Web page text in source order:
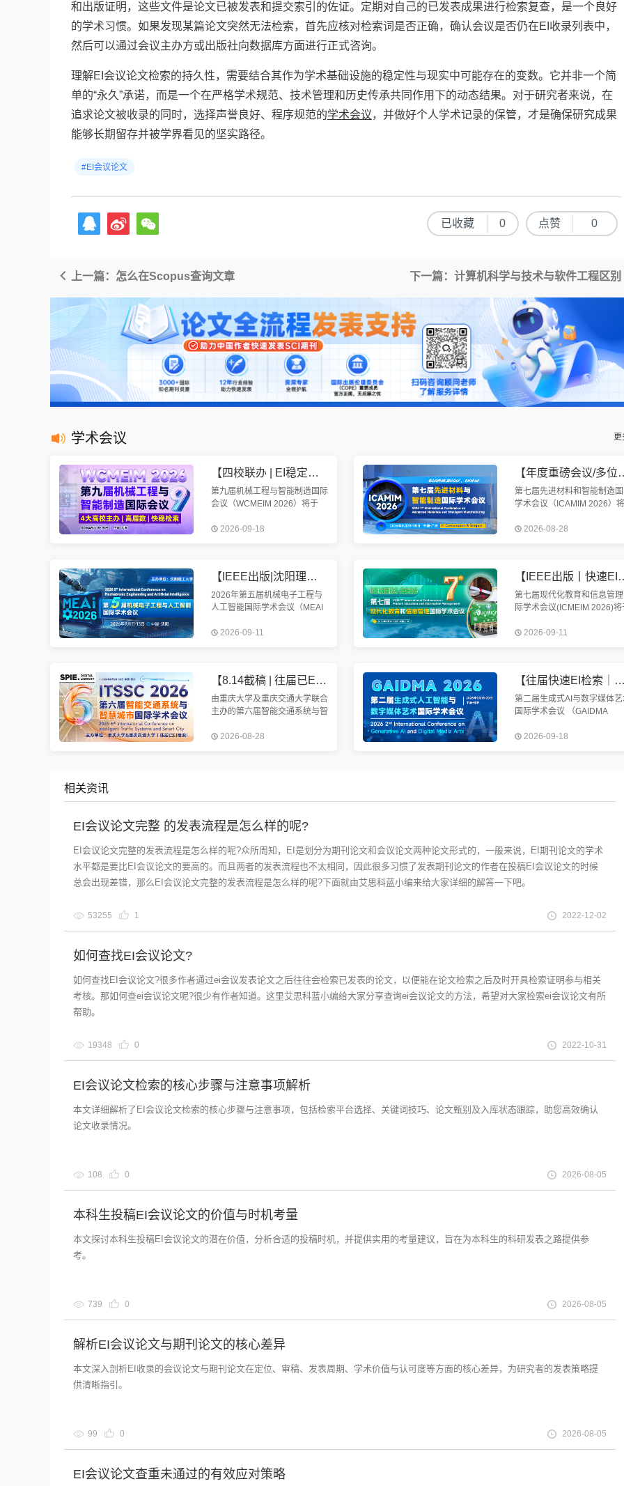
和出版证明，这些文件是论文已被发表和提交索引的佐证。定期对自己的已发表成果进行检索复查，是一个良好
的学术习惯。如果发现某篇论文突然无法检索，首先应核对检索词是否正确，确认会议是否仍在EI收录列表中，
然后可以通过会议主办方或出版社向数据库方面进行正式咨询。
理解EI会议论文检索的持久性，需要结合其作为学术基础设施的稳定性与现实中可能存在的变数。它并非一个简
单的“永久”承诺，而是一个在严格学术规范、技术管理和历史传承共同作用下的动态结果。对于研究者来说，在
追求论文被收录的同时，选择声誉良好、程序规范的学术会议，并做好个人学术记录的保管，才是确保研究成果
能够长期留存并被学界看见的坚实路径。
#EI会议论文
已收藏 0 点赞 0
上一篇：怎么在Scopus查询文章 下一篇：计算机科学与技术与软件工程区别
学术会议 更
【四校联办 | EI稳定检索 | 往届均已检索】第九届机械工程与智能制造国际会议（WCMEIM 2026）
第九届机械工程与智能制造国际
会议（WCMEIM 2026）将于
开。会议将围绕机械工程与智能
2026-09-18
【年度重磅会议/多位院士报告/
第七届先进材料和智能制造
学术会议（ICAMIM 2026）将
州召开。本次会议旨在加强
2026-08-28
【IEEE出版|沈阳理工大学主办】第五届机械电子工程与人工智能国际学术会议（MEAI 2026）
2026年第五届机械电子工程与
人工智能国际学术会议（MEAI
13日在美丽的辽宁省沈阳市隆
2026-09-11
【IEEE出版丨快速EI检索丨院士
第七届现代化教育和信息管
际学术会议(ICMEIM 2026)将
隆重举行。我国科学谋划、
2026-09-11
【8.14截稿 | 往届已EI检索 | SCIE期刊征稿】第六届智能交通系统与智慧城市国际学术会议（ITSSC 2026）
由重庆大学及重庆交通大学联合
主办的第六届智能交通系统与智
2026）将于2026年8月28-30日
2026-08-28
【往届快速EI检索｜ACM出版｜高校主办】第二届生成式AI与数字媒体
第二届生成式AI与数字媒体
国际学术会议 （GAIDMA
在中国-桂林召开。近年来，
2026-09-18
相关资讯
EI会议论文完整 的发表流程是怎么样的呢?
EI会议论文完整的发表流程是怎么样的呢?众所周知，EI是划分为期刊论文和会议论文两种论文形式的，一般来说，EI期刊论文的学术
水平都是要比EI会议论文的要高的。而且两者的发表流程也不太相同，因此很多习惯了发表期刊论文的作者在投稿EI会议论文的时候
总会出现差错，那么EI会议论文完整的发表流程是怎么样的呢?下面就由艾思科蓝小编来给大家详细的解答一下吧。
53255 1 2022-12-02
如何查找EI会议论文?
如何查找EI会议论文?很多作者通过ei会议发表论文之后往往会检索已发表的论文，以便能在论文检索之后及时开具检索证明参与相关
考核。那如何查ei会议论文呢?很少有作者知道。这里艾思科蓝小编给大家分享查询ei会议论文的方法，希望对大家检索ei会议论文有所
帮助。
19348 0 2022-10-31
EI会议论文检索的核心步骤与注意事项解析
本文详细解析了EI会议论文检索的核心步骤与注意事项，包括检索平台选择、关键词技巧、论文甄别及入库状态跟踪，助您高效确认
论文收录情况。
108 0 2026-08-05
本科生投稿EI会议论文的价值与时机考量
本文探讨本科生投稿EI会议论文的潜在价值，分析合适的投稿时机，并提供实用的考量建议，旨在为本科生的科研发表之路提供参
考。
739 0 2026-08-05
解析EI会议论文与期刊论文的核心差异
本文深入剖析EI收录的会议论文与期刊论文在定位、审稿、发表周期、学术价值与认可度等方面的核心差异，为研究者的发表策略提
供清晰指引。
99 0 2026-08-05
EI会议论文查重未通过的有效应对策略